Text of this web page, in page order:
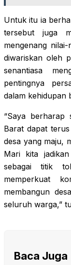
Untuk itu ia
tersebut juga
mengenang
diwariskan oleh
senantiasa
pentingnya
dalam kehidupan
“Saya berharap
Barat dapat
desa yang maju,
Mari kita
sebagai titik
memperkuat
membangun
seluruh warga,”
Baca Juga